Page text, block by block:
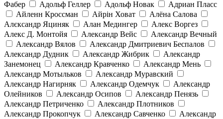
Фабер Адольф Геллер Адольф Новак
Адриан Пласс
Айленн Кроссман
Айрін Ховат
Алёна Салова
Алєксандр Яциняк
Алан Медингер
Алекс Воргез
Алекс Д. Монтойя
Александр Вейс
Александр Вечный
Александр Вялов
Александр Дмитриевич Беспалов
Александр Дудник
Александр Жибрик
Александр
Занемонец
Александр Кравченко
Александр Мень
Александр Мотыльков
Александр Муравский
Александр Нагирняк
Александр Одемчук
Александр
Олейников
Александр Осипов
Александр Пенязь
Александр Петриченко
Александр Плотников
Александр Прокопчук
Александр Савченко
Александр